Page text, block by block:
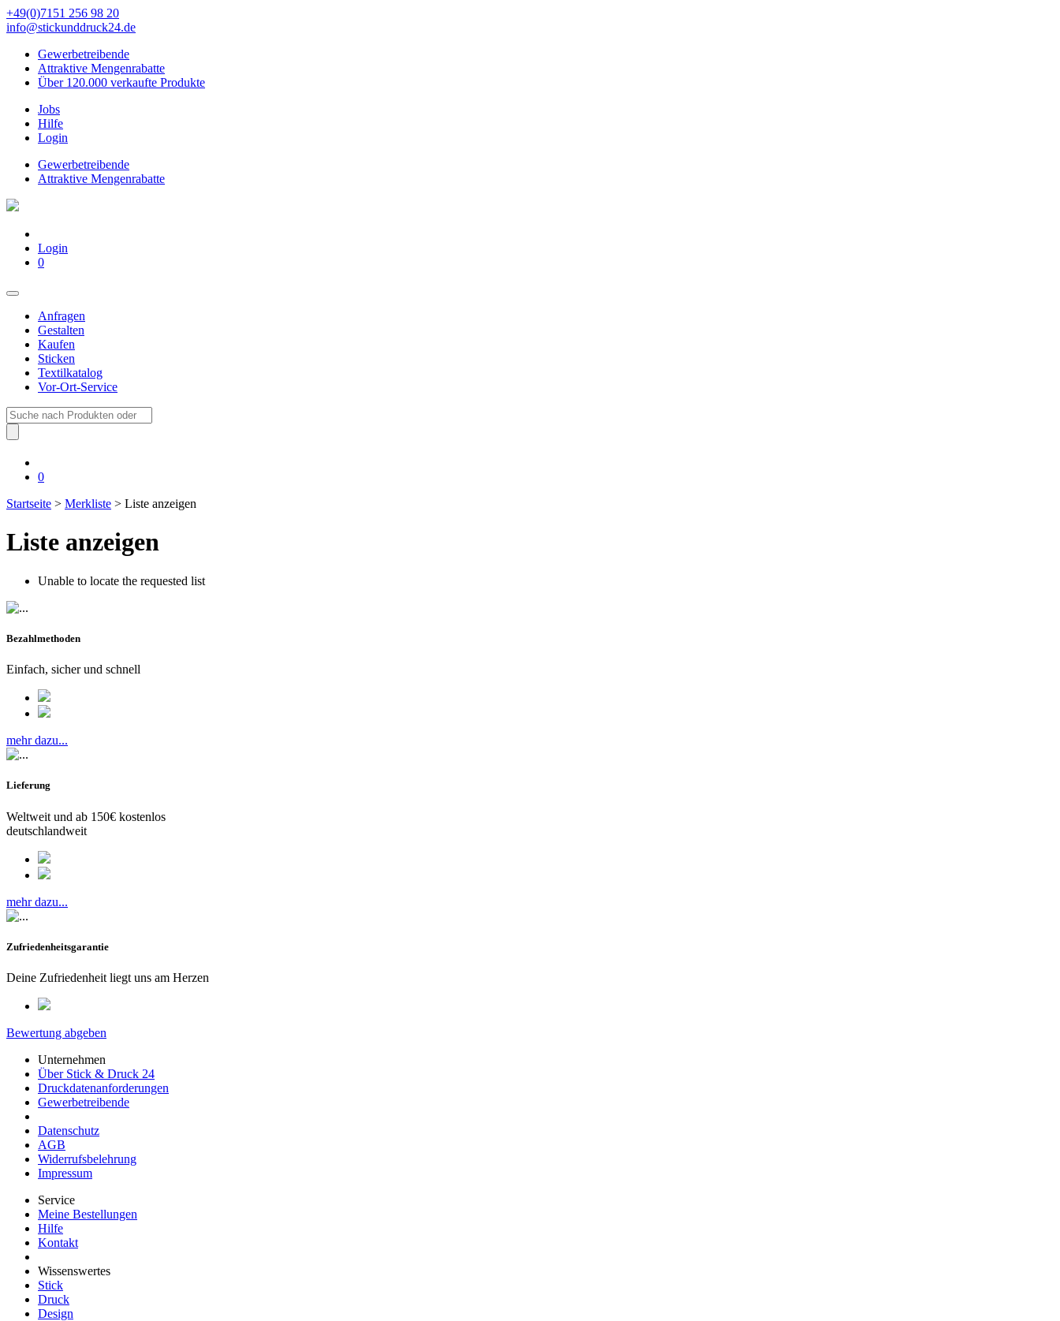
+49(0)7151 256 98 20‬
info@stickunddruck24.de
Gewerbetreibende
Attraktive Mengenrabatte
Über 120.000 verkaufte Produkte
Jobs
Hilfe
Login
Gewerbetreibende
Attraktive Mengenrabatte
Login
0
Anfragen
Gestalten
Kaufen
Sticken
Textilkatalog
Vor-Ort-Service
Suche
nach:
0
Startseite > Merkliste > Liste anzeigen
Liste anzeigen
Unable to locate the requested list
Bezahlmethoden
Einfach, sicher und schnell
mehr dazu...
Lieferung
Weltweit und ab 150€ kostenlos
deutschlandweit
mehr dazu...
Zufriedenheitsgarantie
Deine Zufriedenheit liegt uns am Herzen
Bewertung abgeben
Unternehmen
Über Stick & Druck 24
Druckdatenanforderungen
Gewerbetreibende
Datenschutz
AGB
Widerrufsbelehrung
Impressum
Service
Meine Bestellungen
Hilfe
Kontakt
Wissenswertes
Stick
Druck
Design